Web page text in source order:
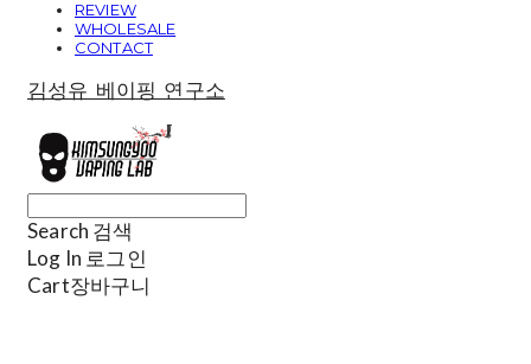
REVIEW
WHOLESALE
CONTACT
김성유 베이핑 연구소
Search 검색
Log In 로그인
Cart장바구니